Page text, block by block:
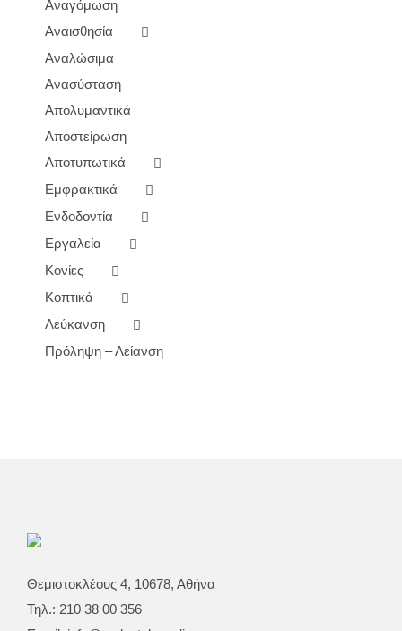
Αναγόμωση
Αναισθησία
Αναλώσιμα
Ανασύσταση
Απολυμαντικά
Αποστείρωση
Αποτυπωτικά
Εμφρακτικά
Ενδοδοντία
Εργαλεία
Κονίες
Κοπτικά
Λεύκανση
Πρόληψη – Λείανση
Θεμιστοκλέους 4, 10678, Αθήνα
Τηλ.: 210 38 00 356